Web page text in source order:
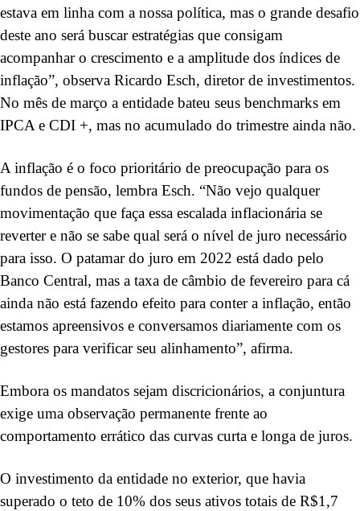
estava em linha com a nossa política, mas o grande desafio
deste ano será buscar estratégias que consigam
acompanhar o crescimento e a amplitude dos índices de
inflação”, observa Ricardo Esch, diretor de investimentos.
No mês de março a entidade bateu seus benchmarks em
IPCA e CDI +, mas no acumulado do trimestre ainda não.
A inflação é o foco prioritário de preocupação para os
fundos de pensão, lembra Esch. “Não vejo qualquer
movimentação que faça essa escalada inflacionária se
reverter e não se sabe qual será o nível de juro necessário
para isso. O patamar do juro em 2022 está dado pelo
Banco Central, mas a taxa de câmbio de fevereiro para cá
ainda não está fazendo efeito para conter a inflação, então
estamos apreensivos e conversamos diariamente com os
gestores para verificar seu alinhamento”, afirma.
Embora os mandatos sejam discricionários, a conjuntura
exige uma observação permanente frente ao
comportamento errático das curvas curta e longa de juros.
O investimento da entidade no exterior, que havia
superado o teto de 10% dos seus ativos totais de R$1,7